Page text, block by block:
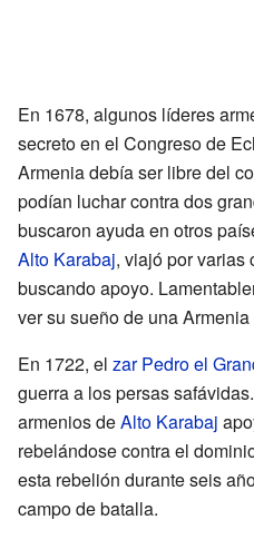
En 1678, algunos líderes
secreto en el Congreso de
Armenia debía ser libre del
podían luchar contra dos
buscaron ayuda en otros
Alto Karabaj, viajó por varias
buscando apoyo.
ver su sueño de una
En 1722, el zar Pedro el
guerra a los persas
armenios deAlto Karabaj
rebelándose contra el
esta rebelión durante seis
campo de batalla.